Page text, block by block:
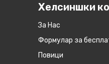
Хелсиншки
За Нас
Формулар за
Повици